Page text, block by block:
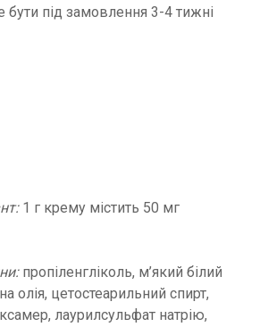
під замовлення 3-4 тижні
1 г крему містить 50 мг
пропіленгліколь, м’який білий
олія, цетостеарильний спирт,
лаурилсульфат натрію,